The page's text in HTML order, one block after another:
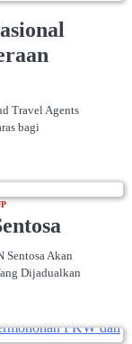
Travel Agents
bagi
Akan
Dijadualkan